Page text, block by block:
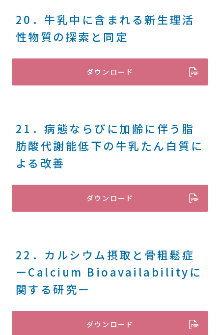
20．牛乳中に含まれる新生理活
性物質の探索と同定
ダウンロード
21．病態ならびに加齢に伴う脂
肪酸代謝能低下の牛乳たん白質に
よる改善
ダウンロード
22．カルシウム摂取と骨粗鬆症
ーCalcium Bioavailabilityに
関する研究ー
ダウンロード